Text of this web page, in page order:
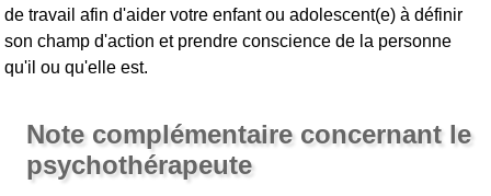
de travail afin d'aider votre enfant ou adolescent(e) à définir
son champ d'action et prendre conscience de la personne
qu'il ou qu'elle est.
Note complémentaire concernant le
psychothérapeute